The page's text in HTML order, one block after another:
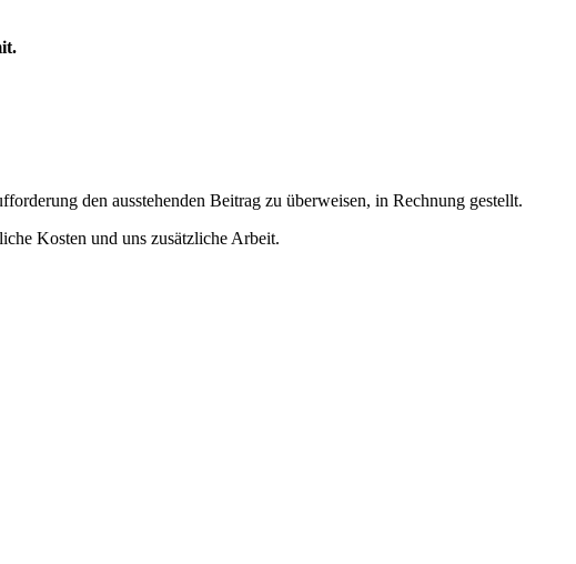
den ausstehenden Beitrag zu überweisen, in Rechnung gestellt.
Kosten und uns zusätzliche Arbeit.